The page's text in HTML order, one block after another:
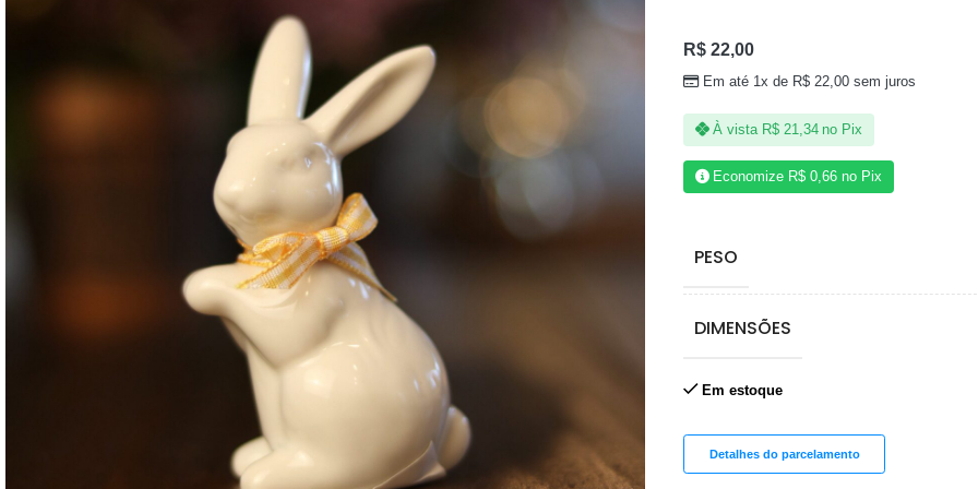
R$22,00
Em até 1x de R$ 22,00 sem juros
À vista R$21,34 no Pix
Economize R$ 0,66 no Pix
PESO
DIMENSÕES
Em estoque
Detalhes do parcelamento